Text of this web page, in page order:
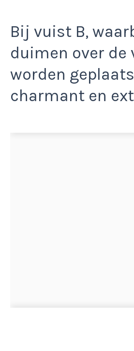
Bij vuist B,
duimen over de
worden
charmant en